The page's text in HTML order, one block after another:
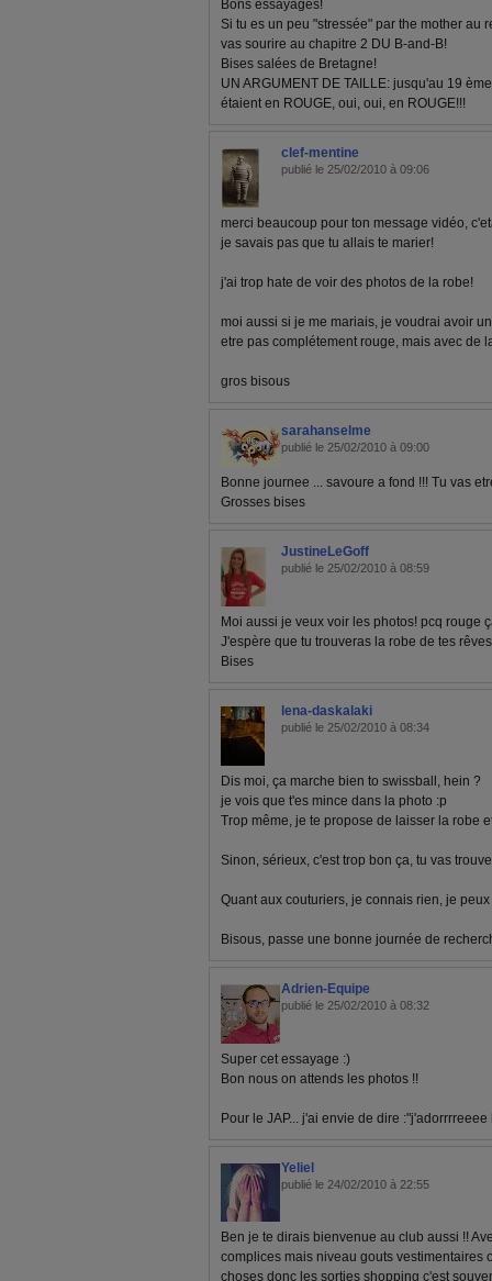
Bons essayages!
Si tu es un peu "stressée" par the mother au
vas sourire au chapitre 2 DU B-and-B!
Bises salées de Bretagne!
UN ARGUMENT DE TAILLE: jusqu'au 19
étaient en ROUGE, oui, oui, en ROUGE!!!
clef-mentine
publié le 25/02/2010 à 09:06
merci beaucoup pour ton message vidéo,
je savais pas que tu allais te marier!
j'ai trop hate de voir des photos de la robe!
moi aussi si je me mariais, je voudrai avoir
etre pas complétement rouge, mais avec de
gros bisous
sarahanselme
publié le 25/02/2010 à 09:00
Bonne journee ... savoure a fond !!! Tu vas
Grosses bises
JustineLeGoff
publié le 25/02/2010 à 08:59
Moi aussi je veux voir les photos! pcq rouge
J'espère que tu trouveras la robe de tes
Bises
lena-daskalaki
publié le 25/02/2010 à 08:34
Dis moi, ça marche bien to swissball, hein ?
je vois que t'es mince dans la photo :p
Trop même, je te propose de laisser la robe
Sinon, sérieux, c'est trop bon ça, tu vas
Quant aux couturiers, je connais rien, je
Bisous, passe une bonne journée de
Adrien-Equipe
publié le 25/02/2010 à 08:32
Super cet essayage :)
Bon nous on attends les photos !!
Pour le JAP... j'ai envie de dire
Yeliel
publié le 24/02/2010 à 22:55
Ben je te dirais bienvenue au club aussi !!
complices mais niveau gouts vestimentaires
choses donc les sorties shopping c'est